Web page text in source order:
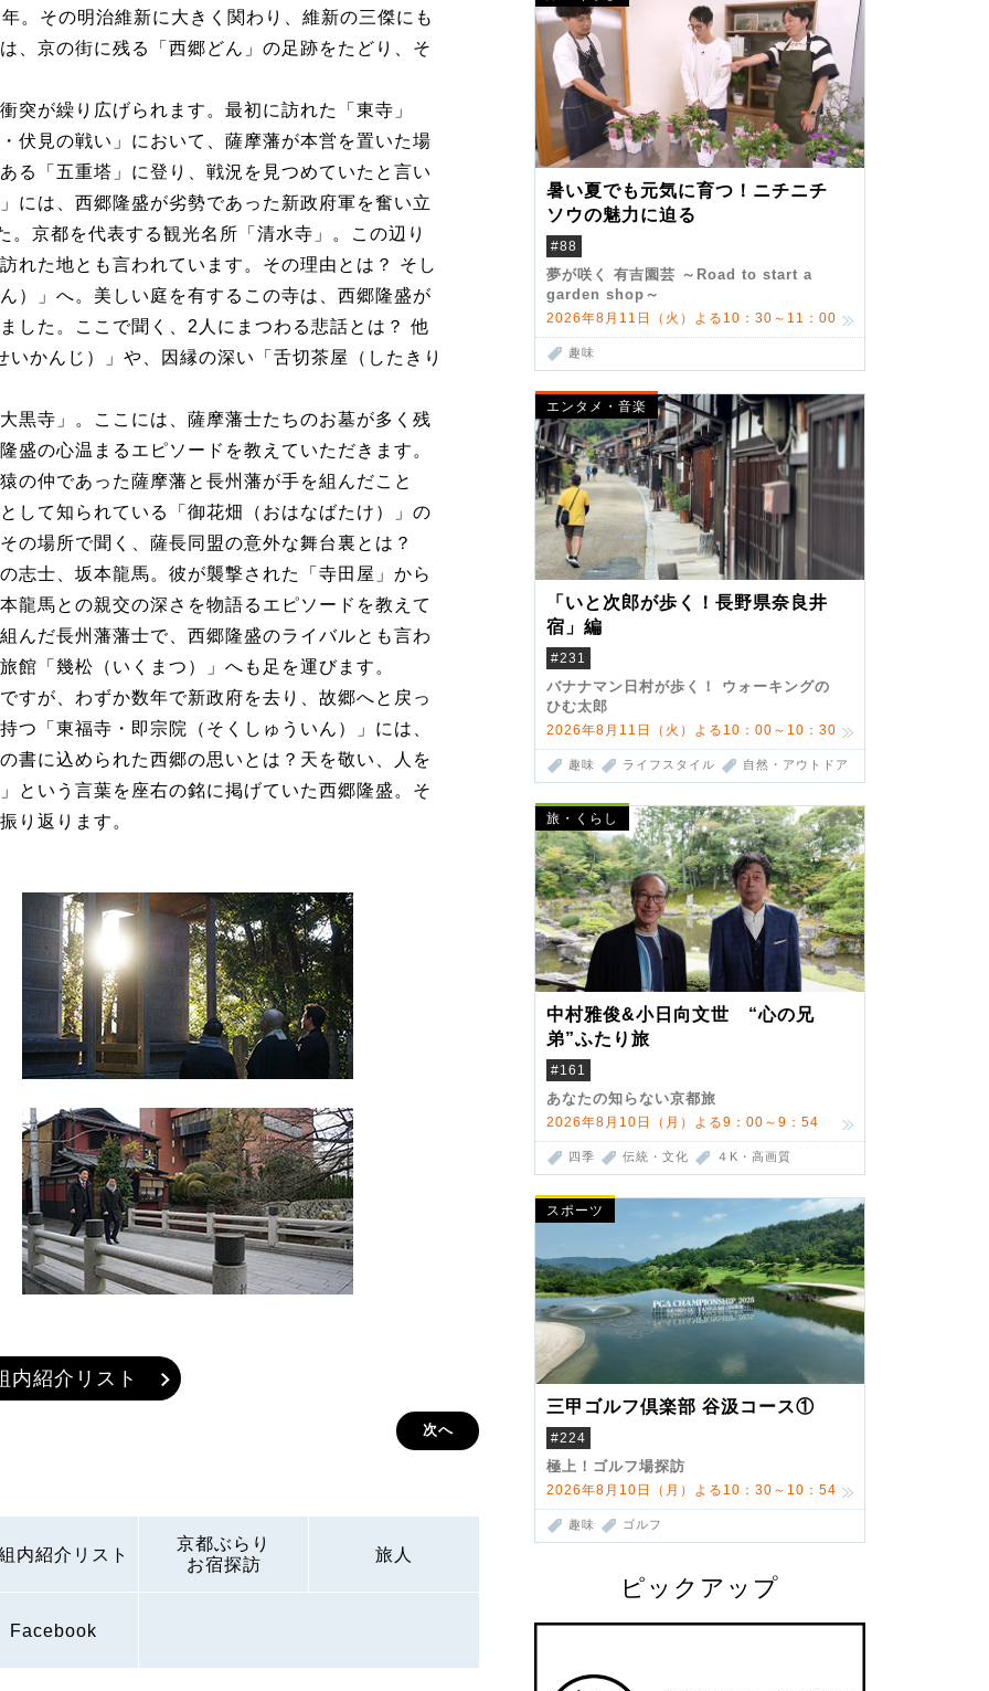
暑い夏でも元気に育つ！ニチニチ
ソウの魅力に迫る
#88
夢が咲く 有吉園芸 ～Road to start a
garden shop～
2026年8月11日（火）よる10：30～11：00
趣味
エンタメ・音楽
「いと次郎が歩く！長野県奈良井
宿」編
#231
バナナマン日村が歩く！ ウォーキングの
ひむ太郎
2026年8月11日（火）よる10：00～10：30
趣味 ライフスタイル 自然・アウトドア
旅・くらし
中村雅俊&小日向文世 “心の兄
弟”ふたり旅
#161
あなたの知らない京都旅
2026年8月10日（月）よる9：00～9：54
四季 伝統・文化 ４K・高画質
スポーツ
三甲ゴルフ倶楽部 谷汲コース①
#224
極上！ゴルフ場探訪
2026年8月10日（月）よる10：30～10：54
趣味 ゴルフ
ピックアップ
。その明治維新に大きく関わり、維新の三傑にも
、京の街に残る「西郷どん」の足跡をたどり、そ
突が繰り広げられます。最初に訪れた「東寺」
伏見の戦い」において、薩摩藩が本営を置いた場
る「五重塔」に登り、戦況を見つめていたと言い
には、西郷隆盛が劣勢であった新政府軍を奮い立
。京都を代表する観光名所「清水寺」。この辺り
れた地とも言われています。その理由とは？ そし
）」へ。美しい庭を有するこの寺は、西郷隆盛が
した。ここで聞く、2人にまつわる悲話とは？ 他
かんじ）」や、因縁の深い「舌切茶屋（したきり
黒寺」。ここには、薩摩藩士たちのお墓が多く残
盛の心温まるエピソードを教えていただきます。
の仲であった薩摩藩と長州藩が手を組んだこと
して知られている「御花畑（おはなばたけ）」の
の場所で聞く、薩長同盟の意外な舞台裏とは？
志士、坂本龍馬。彼が襲撃された「寺田屋」から
龍馬との親交の深さを物語るエピソードを教えて
んだ長州藩藩士で、西郷隆盛のライバルとも言わ
館「幾松（いくまつ）」へも足を運びます。
すが、わずか数年で新政府を去り、故郷へと戻っ
つ「東福寺・即宗院（そくしゅういん）」には、
書に込められた西郷の思いとは？天を敬い、人を
という言葉を座右の銘に掲げていた西郷隆盛。そ
り返ります。
内紹介リスト
次へ
内紹介リスト
京都ぶらり
お宿探訪
旅人
Facebook